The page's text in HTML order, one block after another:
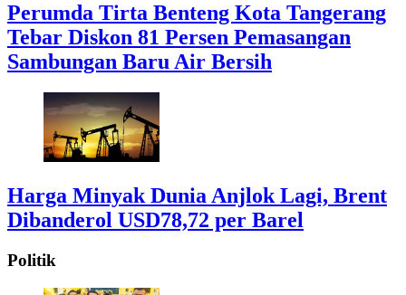
Perumda Tirta Benteng Kota Tangerang
Tebar Diskon 81 Persen Pemasangan
Sambungan Baru Air Bersih
Harga Minyak Dunia Anjlok Lagi, Brent
Dibanderol USD78,72 per Barel
Politik